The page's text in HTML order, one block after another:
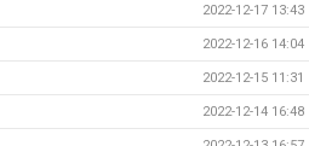
2022-12-17 13:43
2022-12-16 14:04
2022-12-15 11:31
2022-12-14 16:48